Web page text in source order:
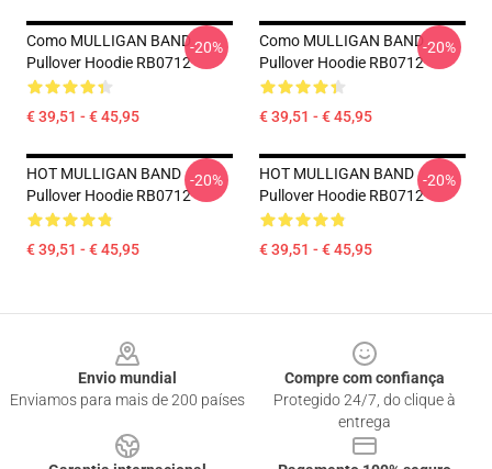
Como MULLIGAN BAND
Pullover Hoodie RB0712
€ 39,51 - € 45,95
-20%
Como MULLIGAN BAND
Pullover Hoodie RB0712
€ 39,51 - € 45,95
-20%
HOT MULLIGAN BAND
Pullover Hoodie RB0712
€ 39,51 - € 45,95
-20%
HOT MULLIGAN BAND
Pullover Hoodie RB0712
€ 39,51 - € 45,95
-20%
Envio mundial
Enviamos para mais de 200 países
Compre com confiança
Protegido 24/7, do clique à
entrega